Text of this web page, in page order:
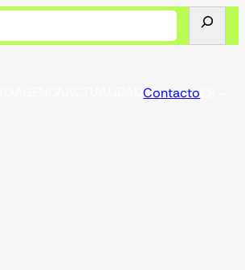
ACTUALIDADContacto